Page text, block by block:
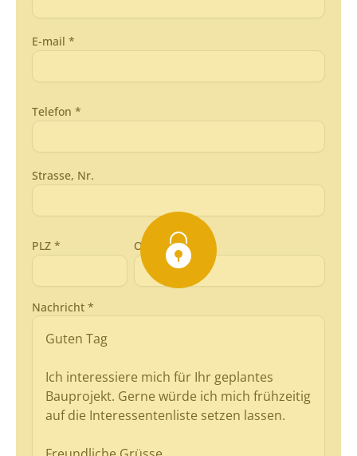
E-mail *
Telefon *
Strasse, Nr.
PLZ * Ort *
Nachricht *